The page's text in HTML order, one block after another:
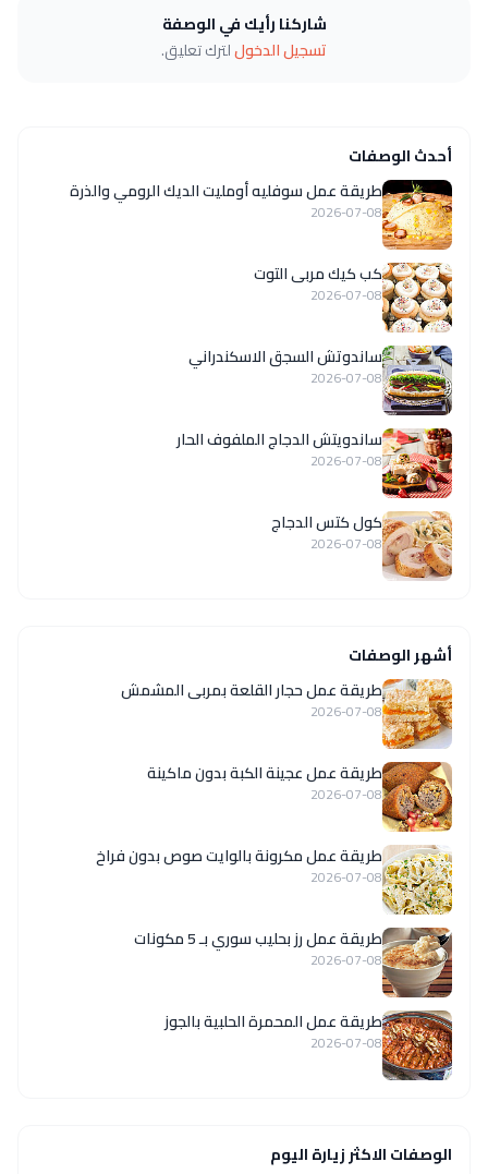
شاركنا رأيك في الوصفة
تسجيل الدخوللترك تعليق.
أحدث الوصفات
طريقة عمل سوفليه أومليت الديك الرومي والذرة
2026-07-08
كب كيك مربى التوت
2026-07-08
ساندوتش السجق الاسكندراني
2026-07-08
ساندويتش الدجاج الملفوف الحار
2026-07-08
كول كتس الدجاج
2026-07-08
أشهر الوصفات
طريقة عمل حجار القلعة بمربى المشمش
2026-07-08
طريقة عمل عجينة الكبة بدون ماكينة
2026-07-08
طريقة عمل مكرونة بالوايت صوص بدون فراخ
2026-07-08
طريقة عمل رز بحليب سوري بـ 5 مكونات
2026-07-08
طريقة عمل المحمرة الحلبية بالجوز
2026-07-08
الوصفات الاكثر زيارة اليوم